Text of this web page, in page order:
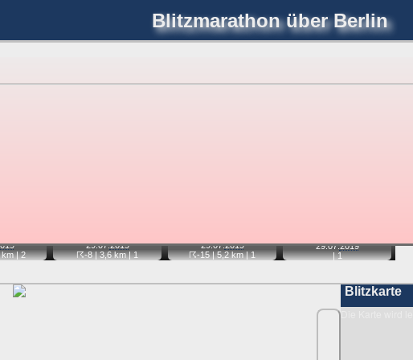
Blitzmarathonüber Berlin
joerglorenz.de
Blitzmarathon Am Himmel Luftfahrt
|2
29.07.2019
☈-8| 3,6 km |1
29.07.2019
☈-15| 5,2 km |1
29.07.2019
|1
Blitzkarte